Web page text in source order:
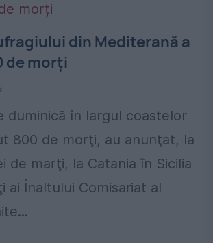
din Mediterană a
de morți
duminică în largul coastelor
800 de morţi, au anunţat, la
de marţi, la Catania în Sicilia
ai Înaltului Comisariat al